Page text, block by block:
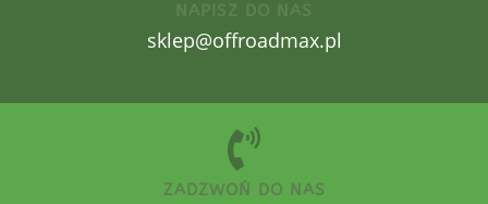
NAPISZ DO NAS
sklep@offroadmax.pl
ZADZWOŃ DO NAS